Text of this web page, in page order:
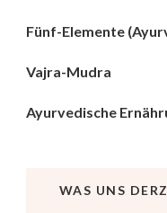
Fünf-Elemente
Vajra-Mudra
Ayurvedische
WAS UNS